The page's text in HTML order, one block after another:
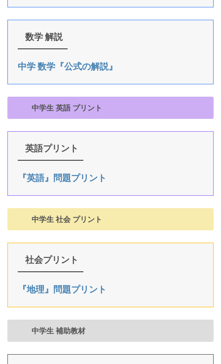
数学 解説
中学 数学『公式の解説』
中学生 英語 プリント
英語プリント
『英語』問題プリント
中学生 社会 プリント
社会プリント
『地理』問題プリント
中学生 補助教材